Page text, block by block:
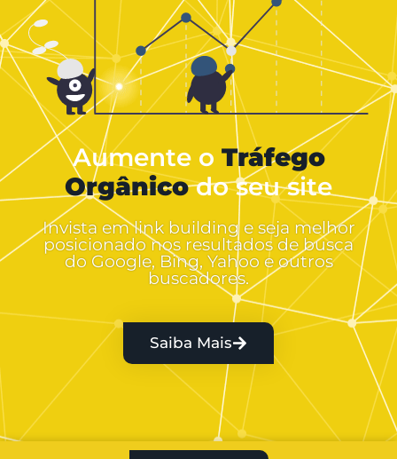
Aumente o Tráfego
Orgânicodo seu site
Invista em link building e seja melhor
posicionado nos resultados de busca
do Google, Bing, Yahoo e outros
buscadores.
Saiba Mais